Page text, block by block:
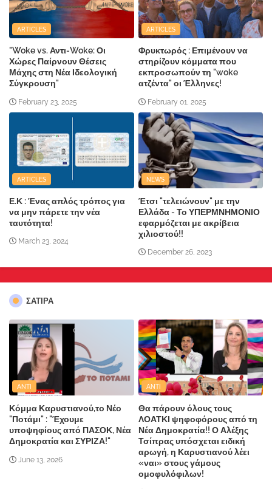
ARTICLES
"Woke vs. Αντι-Woke: Οι
Χώρες Παίρνουν Θέσεις
Μάχης στη Νέα Ιδεολογική
Σύγκρουση"
February 23, 2025
ARTICLES
Φρυκτωρός : Επιμένουν να
στηρίζουν κόμματα που
εκπροσωπούν τη "woke
ατζέντα" οι Έλληνες!
February 01, 2025
ARTICLES
Ε.Κ : Ένας απλός τρόπος για
να μην πάρετε την νέα
ταυτότητα!
March 23, 2024
NEWS
Έτσι "τελειώνουν" με την
Ελλάδα - Το ΥΠΕΡΜΝΗΜΟΝΙΟ
εφαρμόζεται με ακρίβεια
χιλιοστού!!
December 26, 2023
ΣΑΤΙΡΑ
ANTI
Κόμμα Καρυστιανού,το Νέο
"Ποτάμι" : "Έχουμε
υποψηφίους από ΠΑΣΟΚ, Νέα
Δημοκρατία και ΣΥΡΙΖΑ!"
June 13, 2026
ANTI
Θα πάρουν όλους τους
ΛΟΑΤΚΙ ψηφοφόρους από τη
Νέα Δημοκρατία!! Ο Αλέξης
Τσίπρας υπόσχεται ειδική
αρωγή, η Καρυστιανού λέει
«ναι» στους γάμους
ομοφυλόφιλων!